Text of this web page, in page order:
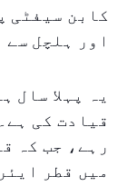
کابن سیفٹی
اور ہلچل سے
یہ پہلا سال
قیادت کی
میں قطر